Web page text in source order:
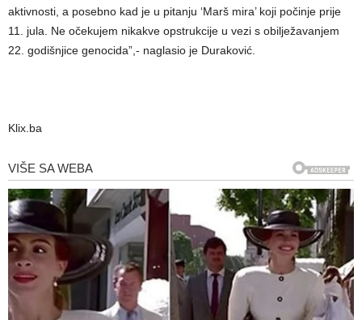
aktivnosti, a posebno kad je u pitanju ‘Marš mira’ koji počinje prije
11. jula. Ne očekujem nikakve opstrukcije u vezi s obilježavanjem
22. godišnjice genocida”,- naglasio je Duraković.
Klix.ba